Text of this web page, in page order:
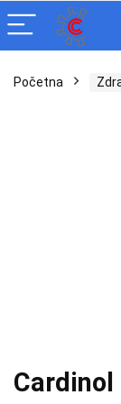
Početna